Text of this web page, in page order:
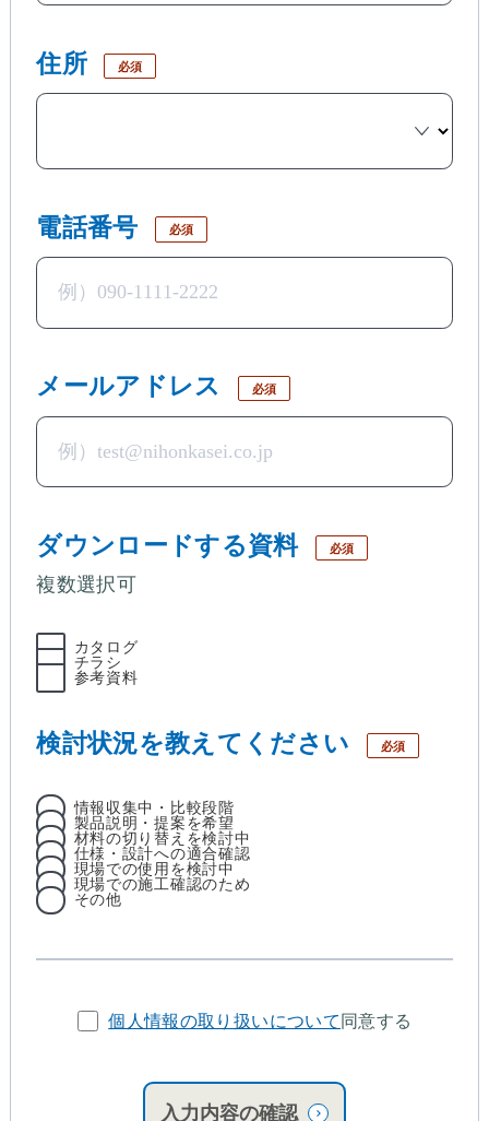
住所 必須
電話番号 必須
メールアドレス 必須
ダウンロードする資料 必須
複数選択可
カタログ
チラシ
参考資料
検討状況を教えてください 必須
情報収集中・比較段階
製品説明・提案を希望
材料の切り替えを検討中
仕様・設計への適合確認
現場での使用を検討中
現場での施工確認のため
その他
個人情報の取り扱いについて 同意する
入力内容の確認